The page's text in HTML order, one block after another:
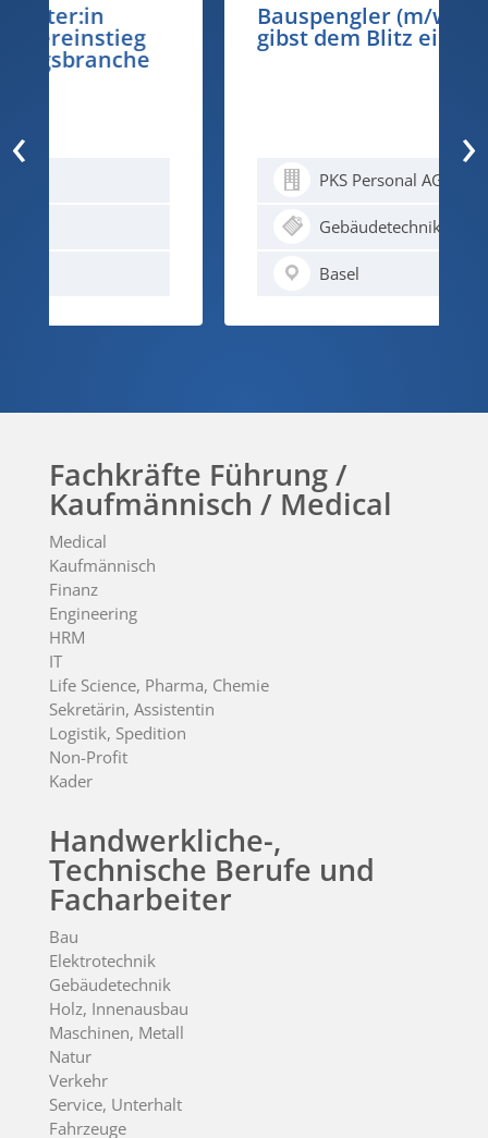
Bauspengler (m/w 100%) - du
gibst dem Blitz einen Korb...
‹ ›
Fachkräfte Führung /
Kaufmännisch / Medical
Medical
Kaufmännisch
Finanz
Engineering
HRM
IT
Life Science, Pharma, Chemie
Sekretärin, Assistentin
Logistik, Spedition
Non-Profit
Kader
Handwerkliche-,
Technische Berufe und
Facharbeiter
Bau
Elektrotechnik
Gebäudetechnik
Holz, Innenausbau
Maschinen, Metall
Natur
Verkehr
Service, Unterhalt
Fahrzeuge